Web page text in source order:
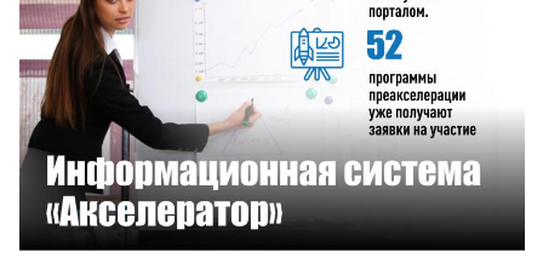
Смотреть проект